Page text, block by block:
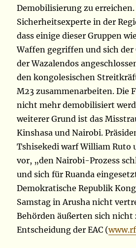
Demobilisierung zu erreichen.
Sicherheitsexperte in der
dass einige dieser Gruppen
Waffen gegriffen und sich
der Wazalendos
den kongolesischen
M23 zusammenarbeiten. Die
nicht mehr demobilisiert
weiterer Grund ist das
Kinshasa und Nairobi.
Tshisekedi warf William Ruto
vor, „den Nairobi-Prozess
und sich für Ruanda
Demokratische Republik
Samstag in Arusha nicht
Behörden äußerten sich nicht
Entscheidung der EAC (